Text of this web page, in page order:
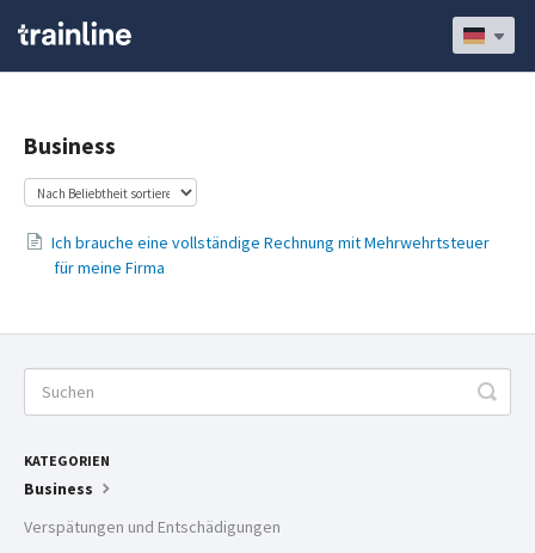
Business
Ich brauche eine vollständige Rechnung mit Mehrwehrtsteuer
für meine Firma
KATEGORIEN
Business
Verspätungen und Entschädigungen